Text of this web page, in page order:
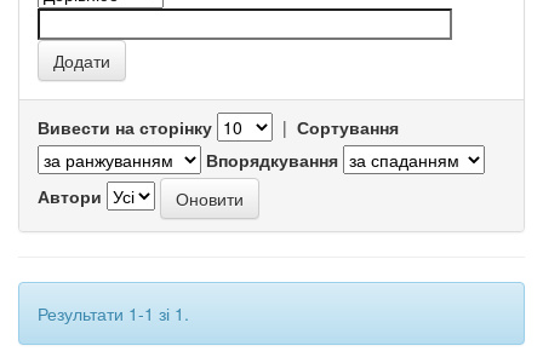
Вивести на сторінку | Сортування
Впорядкування
Автори
Результати 1-1 зі 1.